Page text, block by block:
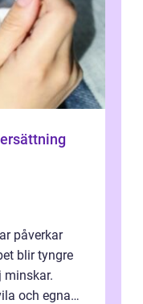
påverkar
blir tyngre
och egna